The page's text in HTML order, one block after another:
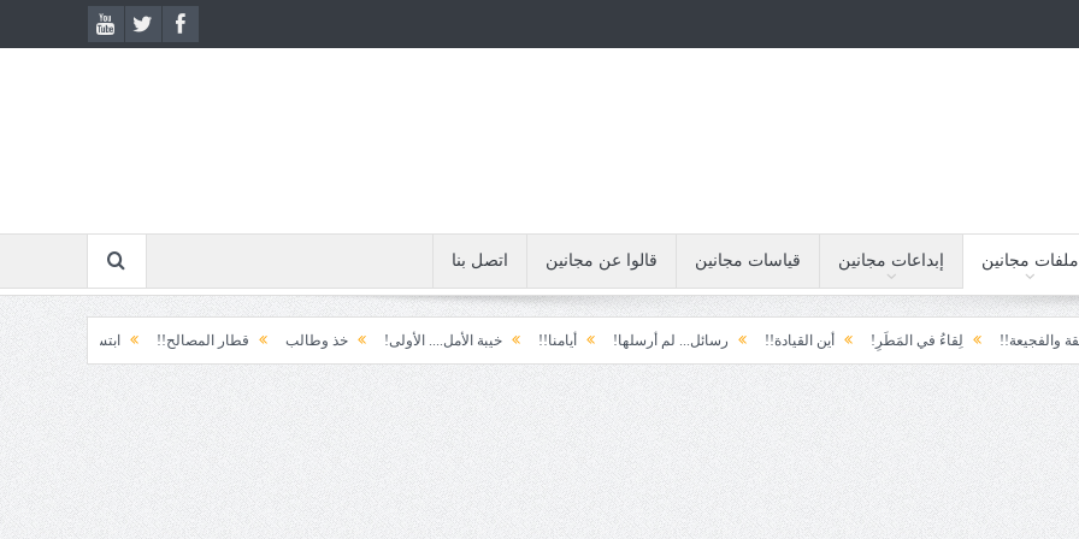
ملفات مجانين إبداعات مجانين قياسات مجانين قالوا عن مجانين اتصل بنا
لِقاءُ في المَطَرِ! أين القيادة!! رسائل... لم أرسلها! أيامنا!! خيبة الأمل.... الأولى! خذ وطالب قطار المصالح!! ابتسامة الطوارئ! المكوّن